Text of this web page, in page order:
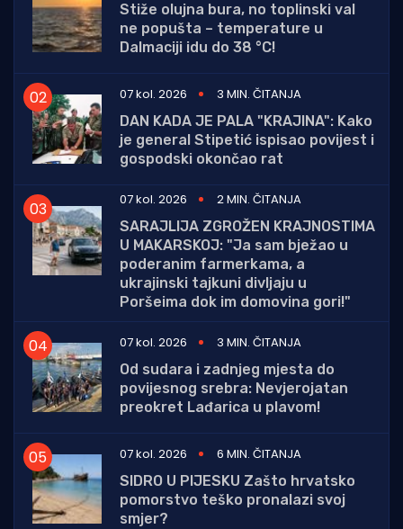
Stiže olujna bura, no toplinski val
ne popušta – temperature u
Dalmaciji idu do 38 °C!
07 kol. 2026
3 MIN. ČITANJA
DAN KADA JE PALA "KRAJINA": Kako
je general Stipetić ispisao povijest i
gospodski okončao rat
07 kol. 2026
2 MIN. ČITANJA
SARAJLIJA ZGROŽEN KRAJNOSTIMA
U MAKARSKOJ: "Ja sam bježao u
poderanim farmerkama, a
ukrajinski tajkuni divljaju u
Poršeima dok im domovina gori!"
07 kol. 2026
3 MIN. ČITANJA
Od sudara i zadnjeg mjesta do
povijesnog srebra: Nevjerojatan
preokret Lađarica u plavom!
07 kol. 2026
6 MIN. ČITANJA
SIDRO U PIJESKU Zašto hrvatsko
pomorstvo teško pronalazi svoj
smjer?